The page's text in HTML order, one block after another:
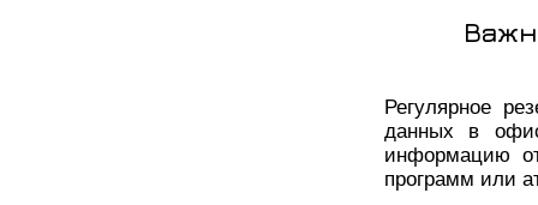
Регулярное
данных в
информацию
программ или